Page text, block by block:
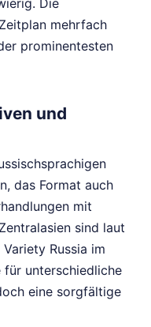
mehrfach
prominentesten
und
das Format auch
mit
sind laut
Russia im
für unterschiedliche
eine sorgfältige